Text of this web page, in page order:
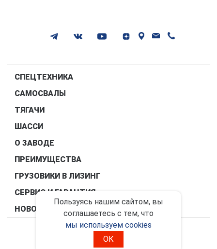
СПЕЦТЕХНИКА
САМОСВАЛЫ
ТЯГАЧИ
ШАССИ
О ЗАВОДЕ
ПРЕИМУЩЕСТВА
ГРУЗОВИКИ В ЛИЗИНГ
СЕРВИС И ГАРАНТИЯ
НОВОСТИ
Правовая информация
Пользуясь нашим сайтом, вы
соглашаетесь с тем, что
мы используем cookies
ОК